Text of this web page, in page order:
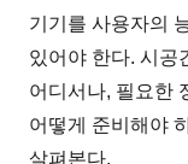
기기를 사용자의
있어야 한다. 시공
어디서나, 필요한
어떻게 준비해야
살펴본다.